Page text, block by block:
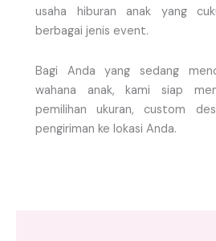
usaha hiburan anak yang
berbagai jenis event.
Bagi Anda yang sedang
wahana anak, kami siap
pemilihan ukuran, custom
pengiriman ke lokasi Anda.